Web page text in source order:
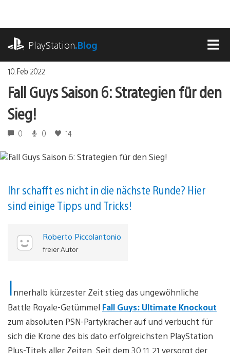
springen
PlayStation.Blog
10. Feb 2022
Fall Guys Saison 6: Strategien für den
Sieg!
0 0 14
Ihr schafft es nicht in die nächste Runde? Hier
sind einige Tipps und Tricks!
Roberto Piccolantonio
freier Autor
Innerhalb kürzester Zeit stieg das ungewöhnliche
Battle Royale-Getümmel Fall Guys: Ultimate Knockout
zum absoluten PSN-Partykracher auf und verbucht für
sich die Krone des bis dato erfolgreichsten PlayStation
Plus-Titels aller Zeiten. Seit dem 30.11.21 versorgt der